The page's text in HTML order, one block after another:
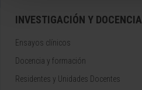
INVESTIGACIÓN Y DOCENCIA
Ensayos clínicos
Docencia y formación
Residentes y Unidades Docentes